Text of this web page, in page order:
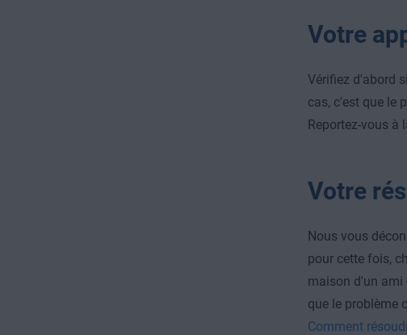
Votre
Vérifiez d'abord
cas, c'est que le
Reportez-vous à
Votre
Nous vous
pour cette fois,
maison d'un ami
que le problème
Comment